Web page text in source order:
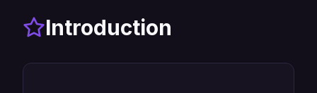
Introduction